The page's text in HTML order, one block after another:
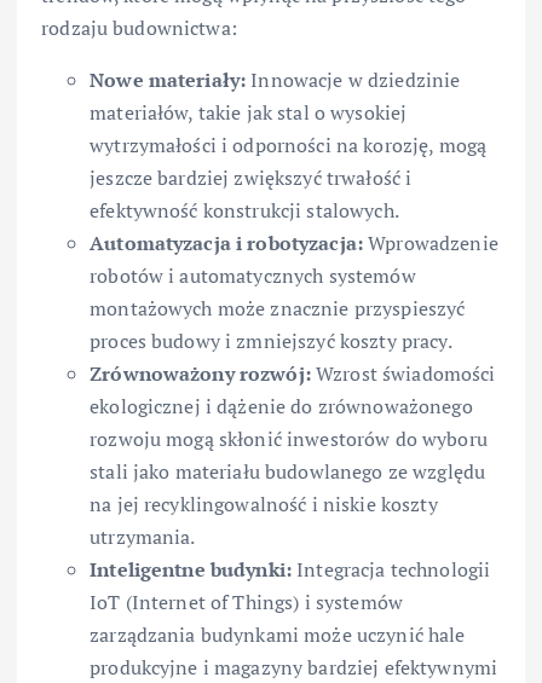
rodzaju budownictwa:
Nowe materiały: Innowacje w dziedzinie
materiałów, takie jak stal o wysokiej
wytrzymałości i odporności na korozję, mogą
jeszcze bardziej zwiększyć trwałość i
efektywność konstrukcji stalowych.
Automatyzacja i robotyzacja:Wprowadzenie
robotów i automatycznych systemów
montażowych może znacznie przyspieszyć
proces budowy i zmniejszyć koszty pracy.
Zrównoważony rozwój:Wzrost świadomości
ekologicznej i dążenie do zrównoważonego
rozwoju mogą skłonić inwestorów do wyboru
stali jako materiału budowlanego ze względu
na jej recyklingowalność i niskie koszty
utrzymania.
Inteligentne budynki: Integracja technologii
IoT (Internet of Things) i systemów
zarządzania budynkami może uczynić hale
produkcyjne i magazyny bardziej efektywnymi